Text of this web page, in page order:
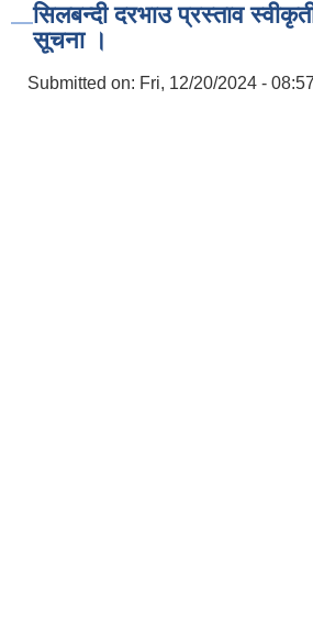
सिलबन्दी दरभाउ प्रस्ताव
सूचना ।
Submitted on: Fri, 12/20/2024 - 08:57